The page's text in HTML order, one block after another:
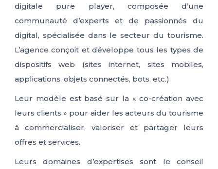
digitale pure player, composée d’une
communauté d’experts et de passionnés du
digital, spécialisée dans le secteur du tourisme.
L’agence conçoit et développe tous les types de
dispositifs web (sites internet, sites mobiles,
applications, objets connectés, bots, etc.).
Leur modèle est basé sur la « co-création avec
leurs clients » pour aider les acteurs du tourisme
à commercialiser, valoriser et partager leurs
offres et services.
Leurs domaines d’expertises sont le conseil